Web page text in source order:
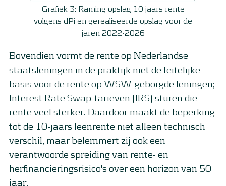
Grafiek 3: Raming opslag 10 jaars rente
volgens dPi en gerealiseerde opslag voor de
jaren 2022-2026
Bovendien vormt de rente op Nederlandse
staatsleningen in de praktijk niet de feitelijke
basis voor de rente op WSW-geborgde leningen;
Interest Rate Swap-tarieven (IRS) sturen die
rente veel sterker. Daardoor maakt de beperking
tot de 10-jaars leenrente niet alleen technisch
verschil, maar belemmert zij ook een
verantwoorde spreiding van rente- en
herfinancieringsrisico's over een horizon van 50
jaar.